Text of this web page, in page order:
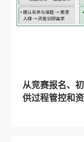
从竞赛报名、
供过程管控和